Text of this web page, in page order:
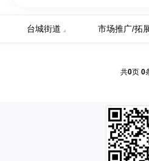
台城街道 市场推广/拓
共0页 0